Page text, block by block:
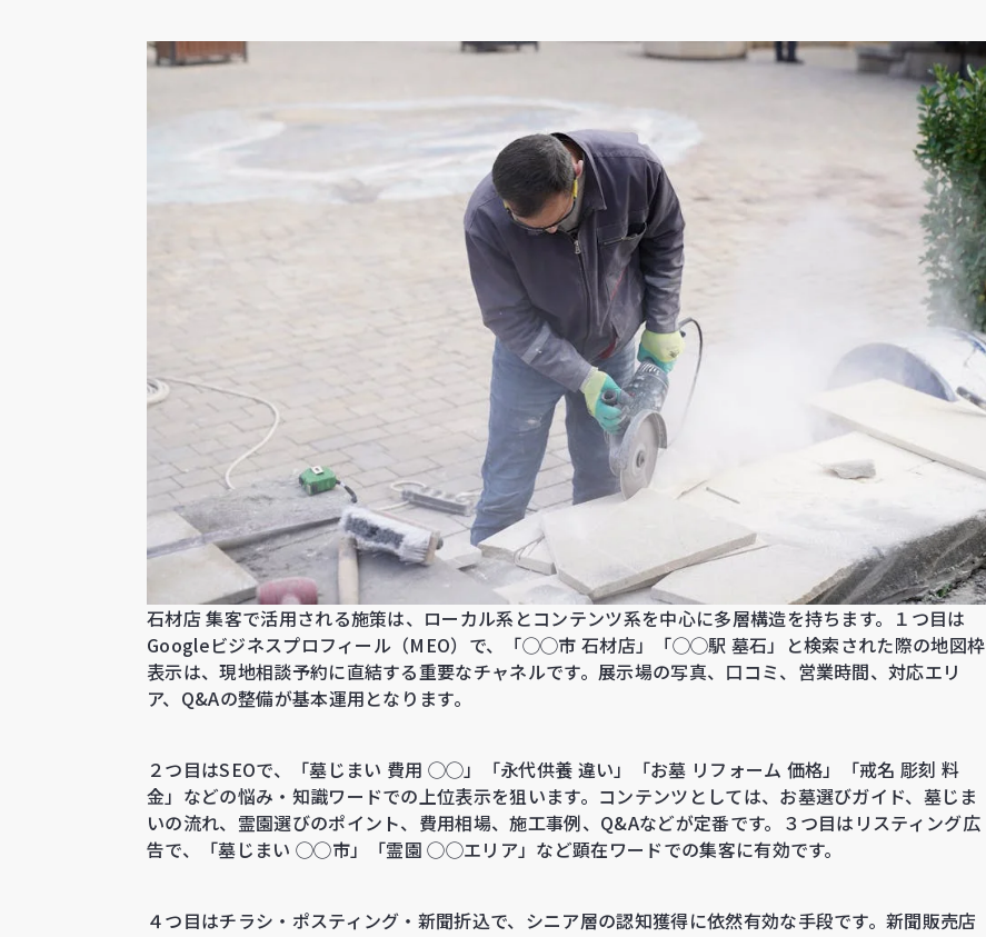
石材店 集客で活用される施策は、ローカル系とコンテンツ系を中心に多層構造を持ちます。１つ目は
Googleビジネスプロフィール（MEO）で、「◯◯市 石材店」「◯◯駅 墓石」と検索された際の地図枠
表示は、現地相談予約に直結する重要なチャネルです。展示場の写真、口コミ、営業時間、対応エリ
ア、Q&Aの整備が基本運用となります。
２つ目はSEOで、「墓じまい 費用 ◯◯」「永代供養 違い」「お墓 リフォーム 価格」「戒名 彫刻 料
金」などの悩み・知識ワードでの上位表示を狙います。コンテンツとしては、お墓選びガイド、墓じま
いの流れ、霊園選びのポイント、費用相場、施工事例、Q&Aなどが定番です。３つ目はリスティング広
告で、「墓じまい ◯◯市」「霊園 ◯◯エリア」など顕在ワードでの集客に有効です。
４つ目はチラシ・ポスティング・新聞折込で、シニア層の認知獲得に依然有効な手段です。新聞販売店